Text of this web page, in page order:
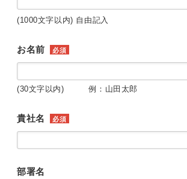
(1000文字以内) 自由記入
お名前 必須
(30文字以内) 例：山田太郎
貴社名 必須
部署名